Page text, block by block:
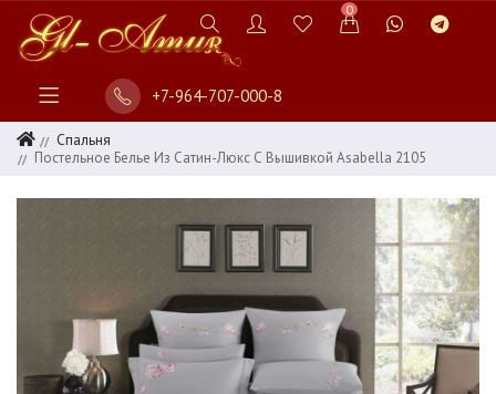
0
+7-964-707-000-8
Спальня
Постельное Белье Из Сатин-Люкс С Вышивкой Asabella 2105